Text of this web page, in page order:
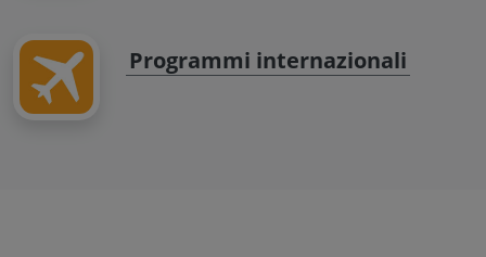
Programmi internazionali